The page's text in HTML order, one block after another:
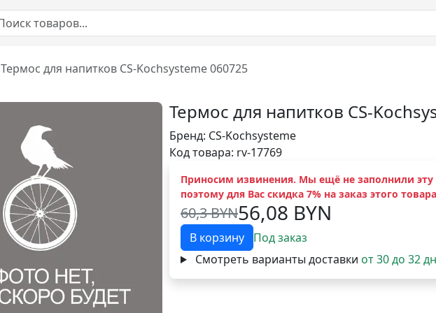
Термос для напитков CS-Kochsysteme 060725
Термос для напитков CS-
Бренд: CS-Kochsysteme
Код товара: rv-17769
Приносим извинения. Мы ещё не заполнили эту
поэтому для Вас скидка 7% на заказ этого товара
60,3 BYN56,08 BYN
В корзину
Под заказ
Смотреть варианты доставки от 30 до 32